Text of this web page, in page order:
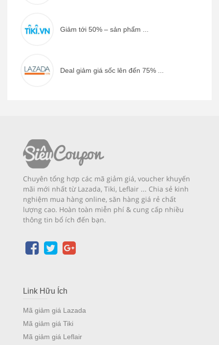
Giảm tới 50% – sản phẩm ...
Deal giảm giá sốc lên đến 75% ...
Chuyên tổng hợp các mã giảm giá, voucher khuyến
mãi mới nhất từ Lazada, Tiki, Leflair ... Chia sẻ kinh
nghiệm mua hàng online, săn hàng giá rẻ chất
lượng cao. Hoàn toàn miễn phí & cung cấp nhiều
thông tin bổ ích đến bạn.
Link Hữu Ích
Mã giảm giá Lazada
Mã giảm giá Tiki
Mã giảm giá Leflair